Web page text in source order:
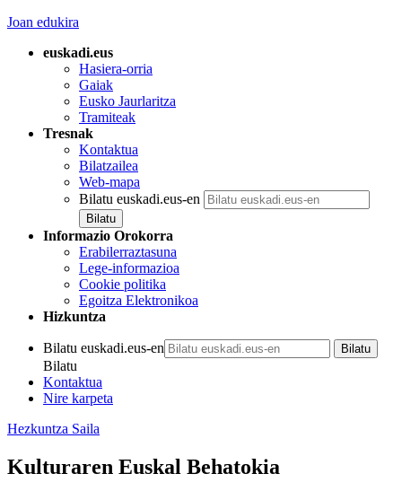
Joan edukira
euskadi.eus
Hasiera-orria
Gaiak
Eusko Jaurlaritza
Tramiteak
Tresnak
Kontaktua
Bilatzailea
Web-mapa
Bilatu euskadi.eus-en
Informazio Orokorra
Erabilerraztasuna
Lege-informazioa
Cookie politika
Egoitza Elektronikoa
Hizkuntza
Bilatu euskadi.eus-en
Bilatu
Kontaktua
Nire karpeta
Hezkuntza Saila
Kulturaren Euskal Behatokia